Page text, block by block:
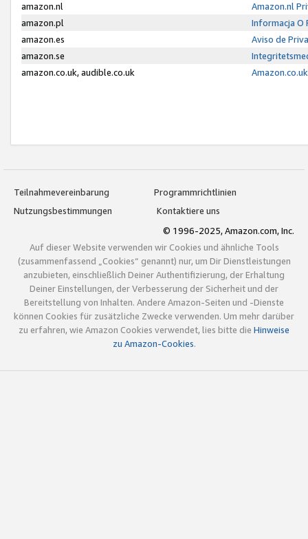
amazon.nl
Amazon.nl
amazon.pl
Informacja O
amazon.es
Aviso de
amazon.se
amazon.co.uk, audible.co.uk
Teilnahmevereinbarung
Programmrichtlinien
Nutzungsbestimmungen
Kontaktiere uns
© 1996-2025, Amazon.com, Inc.
Auf dieser Website verwenden wir Cookies und ähnliche Tools
(zusammenfassend „Cookies“ genannt) nur, um Dir Dienstleistungen
anzubieten, einschließlich Deiner Authentifizierung, der Erhaltung
Deiner Einstellungen, der Verbesserung der Sicherheit und der
Bereitstellung von Inhalten. Andere Amazon-Seiten und -Dienste
können Cookies für zusätzliche Zwecke verwenden. Um mehr darüber
zu erfahren, wie Amazon Cookies verwendet, lies bitte die Hinweise
zu Amazon-Cookies.